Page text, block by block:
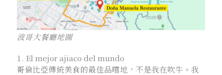
波哥大餐廳地圖
1. El mejor ajiaco del mundo
哥倫比亞傳統美食的最佳品嚐地，不是我在吹牛。我